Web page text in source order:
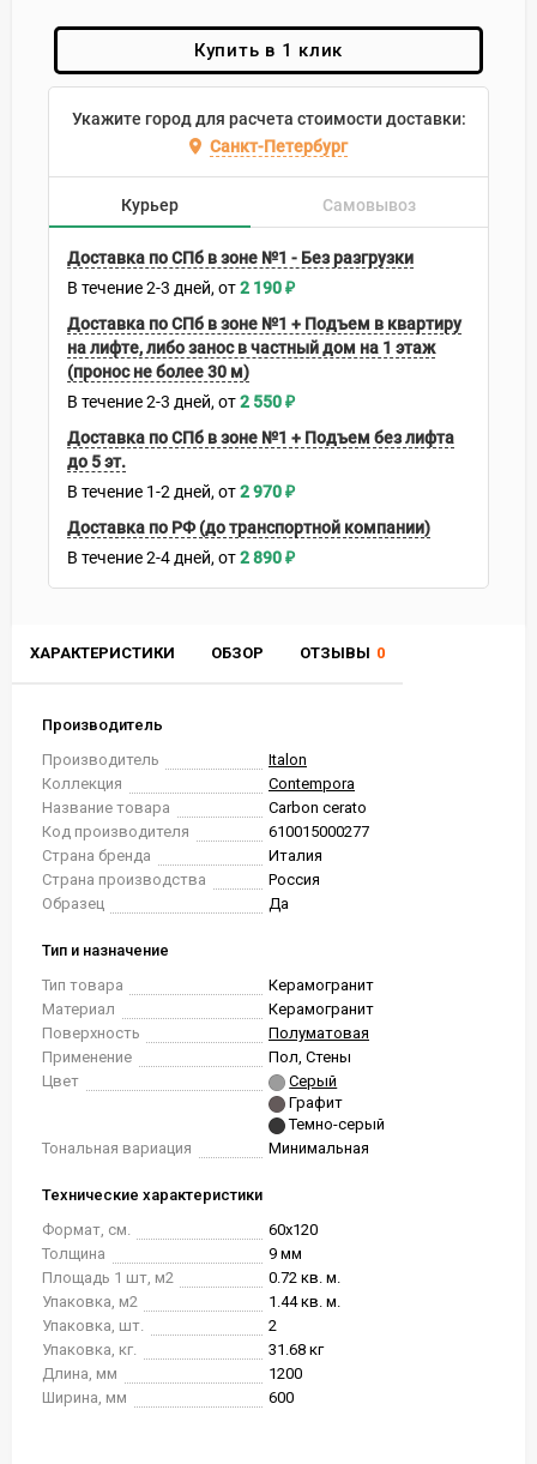
ХАРАКТЕРИСТИКИ ОБЗОР ОТЗЫВЫ 0
Производитель
Производитель
Italon
Коллекция
Contempora
Название товара
Carbon cerato
Код производителя
610015000277
Страна бренда
Италия
Страна производства
Россия
Образец
Да
Тип и назначение
Тип товара
Керамогранит
Материал
Керамогранит
Поверхность
Полуматовая
Применение
Пол, Стены
Цвет
Серый
Графит
Темно-серый
Тональная вариация
Минимальная
Технические характеристики
Формат, см.
60x120
Толщина
9 мм
Площадь 1 шт, м2
0.72 кв. м.
Упаковка, м2
1.44 кв. м.
Упаковка, шт.
2
Упаковка, кг.
31.68 кг
Длина, мм
1200
Ширина, мм
600
Купить в 1 клик
Укажите город для расчета стоимости доставки:
Санкт-Петербург
Курьер Самовывоз
Доставка по СПб в зоне №1 - Без разгрузки
В течение2-3 дней 2 190₽
Доставка по СПб в зоне №1 + Подъем в квартиру
на лифте, либо занос в частный дом на 1 этаж
(пронос не более 30 м)
В течение2-3 дней 2 550₽
Доставка по СПб в зоне №1 + Подъем без лифта
до 5 эт.
В течение 1-2 дней 2 970₽
Доставка по РФ (до транспортной компании)
В течение2-4 дней 2 890₽